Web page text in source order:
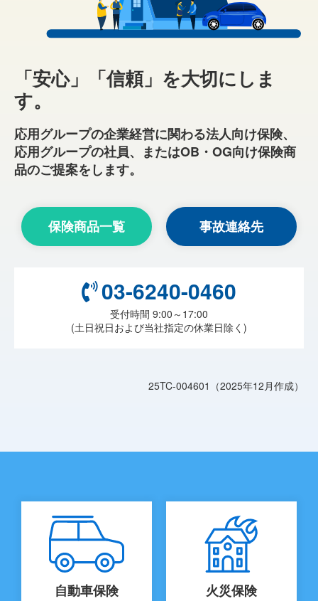
「安心」「信頼」を大切にしま
す。
応用グループの企業経営に関わる法人向け保険、
応用グループの社員、またはOB・OG向け保険商
品のご提案をします。
保険商品一覧 事故連絡先
03-6240-0460
受付時間 9:00～17:00
(土日祝日および当社指定の休業日除く)
25TC-004601（2025年12月作成）
自動車保険 火災保険